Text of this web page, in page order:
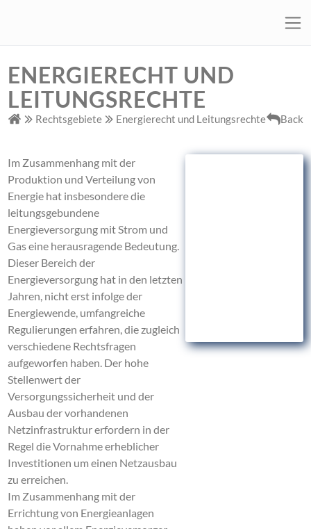
ENERGIERECHT UND
LEITUNGSRECHTE
Rechtsgebiete Energierecht und Leitungsrechte Back
Im Zusammenhang mit der
Produktion und Verteilung von
Energie hat insbesondere die
leitungsgebundene
Energieversorgung mit Strom und
Gas eine herausragende Bedeutung.
Dieser Bereich der
Energieversorgung hat in den letzten
Jahren, nicht erst infolge der
Energiewende, umfangreiche
Regulierungen erfahren, die zugleich
verschiedene Rechtsfragen
aufgeworfen haben. Der hohe
Stellenwert der
Versorgungssicherheit und der
Ausbau der vorhandenen
Netzinfrastruktur erfordern in der
Regel die Vornahme erheblicher
Investitionen um einen Netzausbau
zu erreichen.
Im Zusammenhang mit der
Errichtung von Energieanlagen